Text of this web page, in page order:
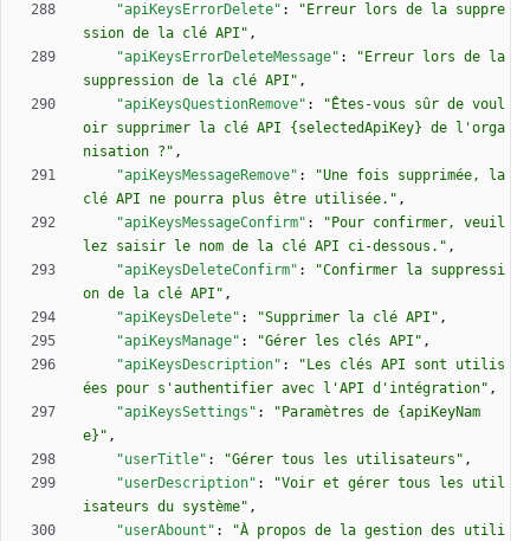
"apiKeysErrorDelete" :
"Erreur lors de la suppre
ssion de la clé API" ,
"apiKeysErrorDeleteMessage" :
"Erreur lors de la
suppression de la clé API" ,
"apiKeysQuestionRemove" :
"Êtes-vous sûr de voul
oir supprimer la clé API {selectedApiKey} de l'orga
nisation ?" ,
"apiKeysMessageRemove" :
"Une fois supprimée, la
clé API ne pourra plus être utilisée." ,
"apiKeysMessageConfirm" :
"Pour confirmer, veuil
lez saisir le nom de la clé API ci-dessous." ,
"apiKeysDeleteConfirm" :
"Confirmer la suppressi
on de la clé API" ,
"apiKeysDelete" : "Supprimer la clé API" ,
"apiKeysManage" : "Gérer les clés API" ,
"apiKeysDescription" :
"Les clés API sont utilis
ées pour s'authentifier avec l'API d'intégration" ,
"apiKeysSettings" :
"Paramètres de {apiKeyNam
e}" ,
"userTitle" : "Gérer tous les utilisateurs" ,
"userDescription" :
"Voir et gérer tous les util
isateurs du système" ,
"userAbount" :
"À propos de la gestion des utili